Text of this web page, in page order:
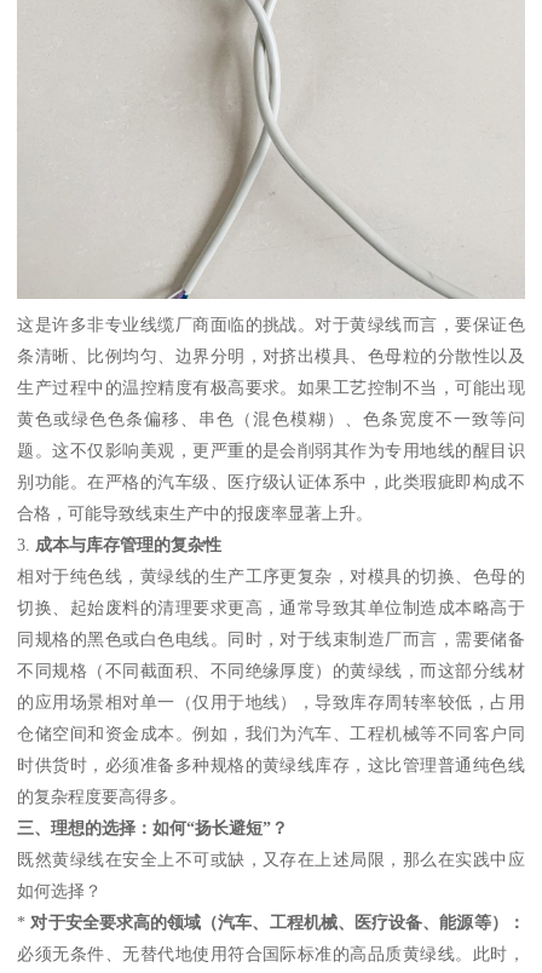
这是许多非专业线缆厂商面临的挑战。对于黄绿线而言，要保证色
条清晰、比例均匀、边界分明，对挤出模具、色母粒的分散性以及
生产过程中的温控精度有极高要求。如果工艺控制不当，可能出现
黄色或绿色色条偏移、串色（混色模糊）、色条宽度不一致等问
题。这不仅影响美观，更严重的是会削弱其作为专用地线的醒目识
别功能。在严格的汽车级、医疗级认证体系中，此类瑕疵即构成不
合格，可能导致线束生产中的报废率显著上升。
3. 成本与库存管理的复杂性
相对于纯色线，黄绿线的生产工序更复杂，对模具的切换、色母的
切换、起始废料的清理要求更高，通常导致其单位制造成本略高于
同规格的黑色或白色电线。同时，对于线束制造厂而言，需要储备
不同规格（不同截面积、不同绝缘厚度）的黄绿线，而这部分线材
的应用场景相对单一（仅用于地线），导致库存周转率较低，占用
仓储空间和资金成本。例如，我们为汽车、工程机械等不同客户同
时供货时，必须准备多种规格的黄绿线库存，这比管理普通纯色线
的复杂程度要高得多。
三、理想的选择：如何“扬长避短”？
既然黄绿线在安全上不可或缺，又存在上述局限，那么在实践中应
如何选择？
* 对于安全要求高的领域（汽车、工程机械、医疗设备、能源等）：
必须无条件、无替代地使用符合国际标准的高品质黄绿线。此时，